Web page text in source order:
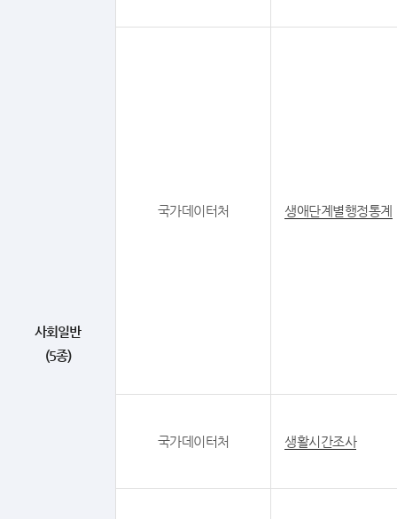
사회일반
(5종)
국가데이터처 생애단계별행정통계
국가데이터처 생활시간조사